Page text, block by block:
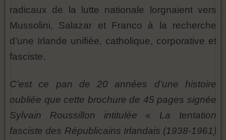
radicaux de la lutte nationale lorgnaient vers
Mussolini, Salazar et Franco à la recherche
d’une Irlande unifiée, catholique, corporative et
fasciste.
C’est ce pan de 20 années d’une histoire
oubliée que cette brochure de 45 pages signée
Sylvain Roussillon intitulée « La tentation
fasciste des Républicains Irlandais (1938-1961)